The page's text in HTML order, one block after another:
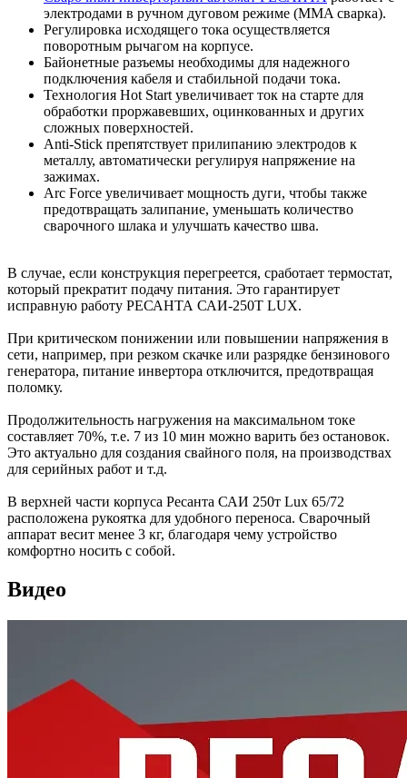
электродами в ручном дуговом режиме (MMA сварка).
Регулировка исходящего тока осуществляется
поворотным рычагом на корпусе.
Байонетные разъемы необходимы для надежного
подключения кабеля и стабильной подачи тока.
Технология Hot Start увеличивает ток на старте для
обработки проржавевших, оцинкованных и других
сложных поверхностей.
Anti-Stick препятствует прилипанию электродов к
металлу, автоматически регулируя напряжение на
зажимах.
Arc Force увеличивает мощность дуги, чтобы также
предотвращать залипание, уменьшать количество
сварочного шлака и улучшать качество шва.
В случае, если конструкция перегреется, сработает термостат,
который прекратит подачу питания. Это гарантирует
исправную работу РЕСАНТА САИ-250Т LUX.
При критическом понижении или повышении напряжения в
сети, например, при резком скачке или разрядке бензинового
генератора, питание инвертора отключится, предотвращая
поломку.
Продолжительность нагружения на максимальном токе
составляет 70%, т.е. 7 из 10 мин можно варить без остановок.
Это актуально для создания свайного поля, на производствах
для серийных работ и т.д.
В верхней части корпуса Ресанта САИ 250т Lux 65/72
расположена рукоятка для удобного переноса. Сварочный
аппарат весит менее 3 кг, благодаря чему устройство
комфортно носить с собой.
Видео